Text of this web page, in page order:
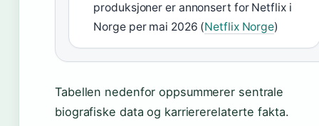
produksjoner er annonsert for Netflix i
Norge per mai 2026 (Netflix Norge)
Tabellen nedenfor oppsummerer sentrale
biografiske data og karriererelaterte fakta.